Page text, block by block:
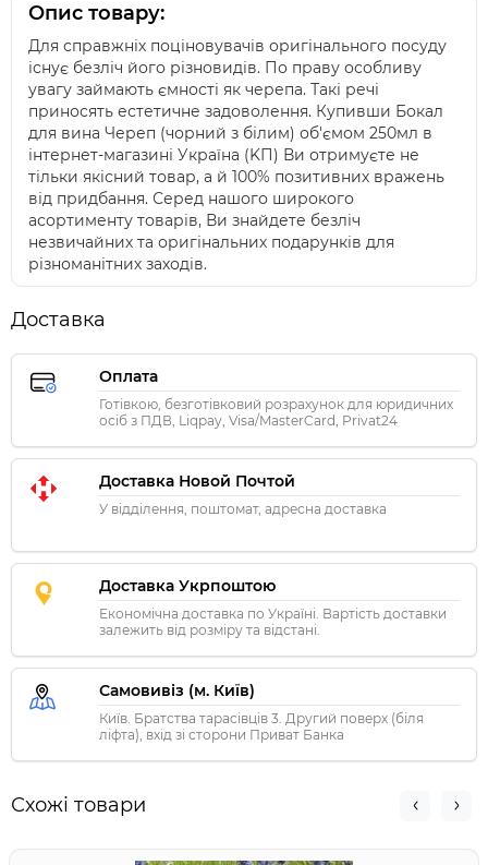
Опис товару:
Для справжніх поціновувачів оригінального посуду
існує безліч його різновидів. По праву особливу
увагу займають ємності як черепа. Такі речі
приносять естетичне задоволення. Купивши Бокал
для вина Череп (чорний з білим) об'ємом 250мл в
інтернет-магазині Україна (KП) Ви отримуєте не
тільки якісний товар, а й 100% позитивних вражень
від придбання. Серед нашого широкого
асортименту товарів, Ви знайдете безліч
незвичайних та оригінальних подарунків для
різноманітних заходів.
Доставка
Оплата
Готівкою, безготівковий розрахунок для юридичних
осіб з ПДВ, Liqpay, Visa/MasterCard, Privat24
Доставка Новой Почтой
У відділення, поштомат, адресна доставка
Доставка Укрпоштою
Економічна доставка по Україні. Вартість доставки
залежить від розміру та відстані.
Самовивіз (м. Київ)
Київ. Братства тарасівців 3. Другий поверх (біля
ліфта), вхід зі сторони Приват Банка
Схожі товари